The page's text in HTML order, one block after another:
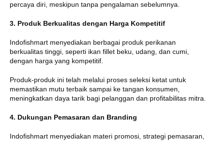
percaya diri, meskipun tanpa pengalaman sebelumnya.
3. Produk Berkualitas dengan Harga Kompetitif
Indofishmart menyediakan berbagai produk perikanan
berkualitas tinggi, seperti ikan fillet beku, udang, dan cumi,
dengan harga yang kompetitif.
Produk-produk ini telah melalui proses seleksi ketat untuk
memastikan mutu terbaik sampai ke tangan konsumen,
meningkatkan daya tarik bagi pelanggan dan profitabilitas mitra.
4. Dukungan Pemasaran dan Branding
Indofishmart menyediakan materi promosi, strategi pemasaran,